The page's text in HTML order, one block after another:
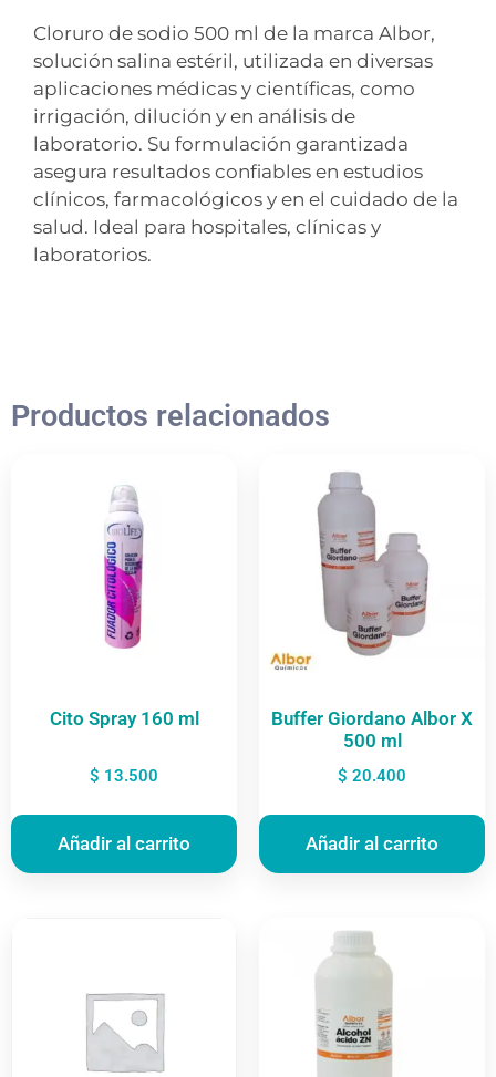
Cloruro de sodio 500 ml de la marca Albor,
solución salina estéril, utilizada en diversas
aplicaciones médicas y científicas, como
irrigación, dilución y en análisis de
laboratorio. Su formulación garantizada
asegura resultados confiables en estudios
clínicos, farmacológicos y en el cuidado de la
salud. Ideal para hospitales, clínicas y
laboratorios.
Productos relacionados
Cito Spray 160 ml
$ 13.500
Añadir al carrito
Buffer Giordano Albor X
500 ml
$ 20.400
Añadir al carrito